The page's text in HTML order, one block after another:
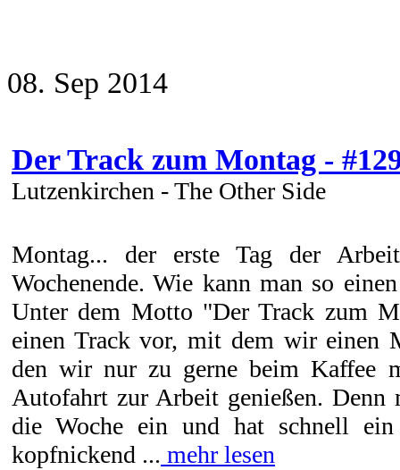
08. Sep 2014
Der Track zum Montag -
Lutzenkirchen - The Other Side
Montag... der erste Tag der
Wochenende. Wie kann man so
Unter dem Motto "Der Track zum
einen Track vor, mit dem wir einen
den wir nur zu gerne beim Kaffee
Autofahrt zur Arbeit genießen.
die Woche ein und hat schnell
kopfnickend ... mehr lesen